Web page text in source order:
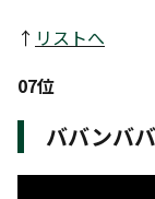
↑ リストへ
07位
ババンバ